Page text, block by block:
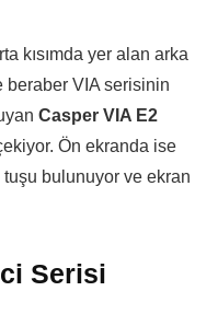
kısımda yer alan arka
beraber VIA serisinin
Casper VIA E2
Ön ekranda ise
tuşu bulunuyor ve ekran
Serisi